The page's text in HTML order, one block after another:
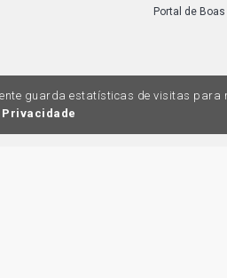
Portal de
guarda estatísticas de visitas para